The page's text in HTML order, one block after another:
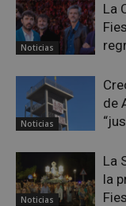
Noticias
La
Noticias
de
Noticias
La
la
Las cookies
inicio de
El sitio web
las cookies